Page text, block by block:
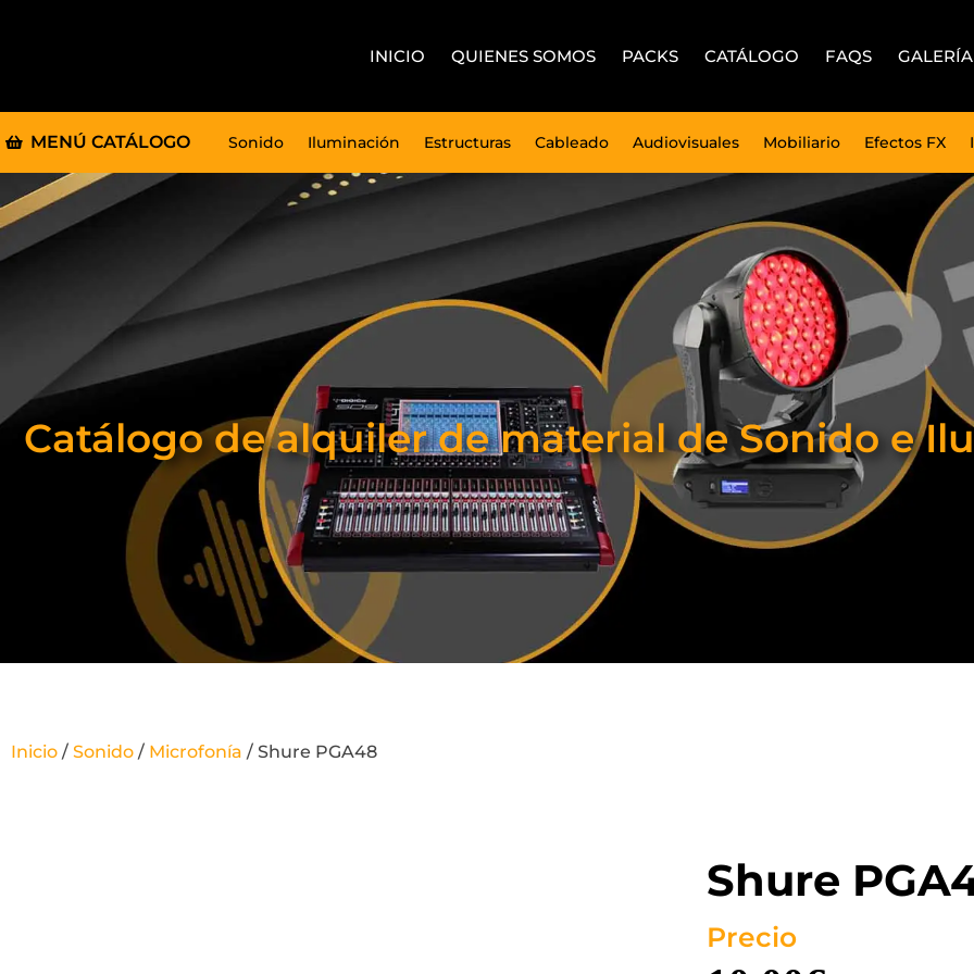
INICIO QUIENES SOMOS PACKS CATÁLOGO FAQS GALERÍA
MENÚ CATÁLOGO Sonido Iluminación Estructuras Cableado Audiovisuales Mobiliario Efectos FX
Catálogo de alquiler de material de Sonido e
Inicio / Sonido / Microfonía / Shure PGA48
Shure
Precio